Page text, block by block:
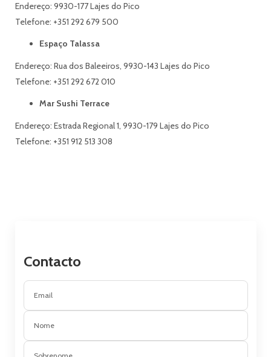
Endereço: 9930-177 Lajes do Pico
Telefone: +351 292 679 500
Espaço Talassa
Endereço: Rua dos Baleeiros, 9930-143 Lajes do Pico
Telefone: +351 292 672 010
Mar Sushi Terrace
Endereço: Estrada Regional 1, 9930-179 Lajes do Pico
Telefone: +351 912 513 308
Contacto
Email
Nome